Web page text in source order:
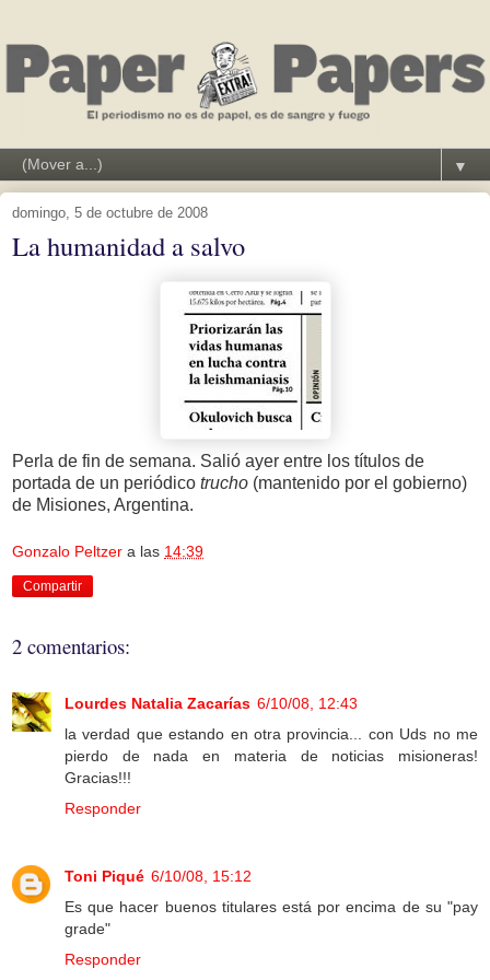
▼
domingo, 5 de octubre de 2008
La humanidad a salvo
Perla de fin de semana. Salió ayer entre los títulos de
portada de un periódico trucho (mantenido por el gobierno)
de Misiones, Argentina.
Gonzalo Peltzer a las 14:39
Compartir
2 comentarios:
Lourdes Natalia Zacarías 6/10/08, 12:43
la verdad que estando en otra provincia... con Uds no me
pierdo de nada en materia de noticias misioneras!
Gracias!!!
Responder
Toni Piqué 6/10/08, 15:12
Es que hacer buenos titulares está por encima de su "pay
grade"
Responder